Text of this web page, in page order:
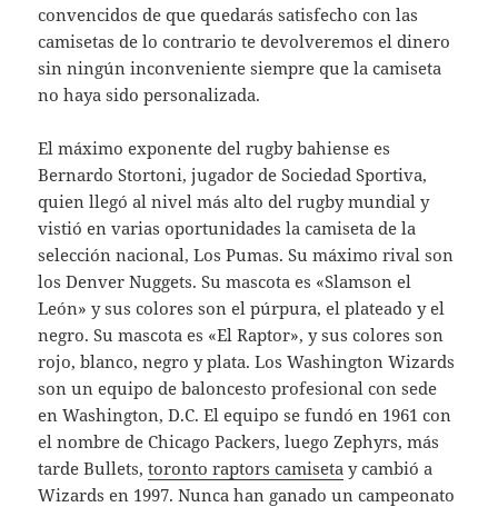
convencidos de que quedarás satisfecho con las
camisetas de lo contrario te devolveremos el dinero
sin ningún inconveniente siempre que la camiseta
no haya sido personalizada.
El máximo exponente del rugby bahiense es
Bernardo Stortoni, jugador de Sociedad Sportiva,
quien llegó al nivel más alto del rugby mundial y
vistió en varias oportunidades la camiseta de la
selección nacional, Los Pumas. Su máximo rival son
los Denver Nuggets. Su mascota es «Slamson el
León» y sus colores son el púrpura, el plateado y el
negro. Su mascota es «El Raptor», y sus colores son
rojo, blanco, negro y plata. Los Washington Wizards
son un equipo de baloncesto profesional con sede
en Washington, D.C. El equipo se fundó en 1961 con
el nombre de Chicago Packers, luego Zephyrs, más
tarde Bullets,toronto raptors camiseta y cambió a
Wizards en 1997. Nunca han ganado un campeonato